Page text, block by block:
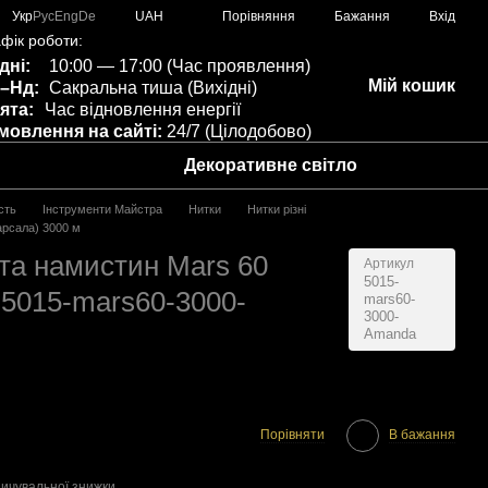
УкрРусEng De UAH Порівняння Бажання Вхід
роботи:
10:00 — 17:00 (Час проявлення)
Сакральна тиша (Вихідні)
Час відновлення енергії
на сайті: 24/7 (Цілодобово)
Мій кошик
Декоративне світло
Інструменти Майстра Нитки
Нитки різні
3000 м
намистин Mars 60
mars60-3000-
Артикул
5015-
mars60-
3000-
Amanda
Порівняти В бажання